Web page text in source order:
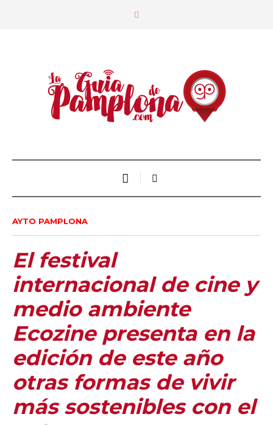
AYTO PAMPLONA
El festival
internacional de cine y
medio ambiente
Ecozine presenta en la
edición de este año
otras formas de vivir
más sostenibles con el